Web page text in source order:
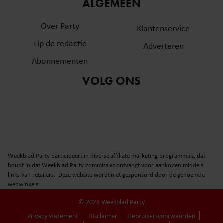
partners kunnen deze gegevens combineren met andere
verzameld op basis van uw gebruik van hun services. U
gaat akkoord met onze cookies als u onze website blijft
ALGEMEEN
Over Party
Tip de redactie
Abonnementen
Klantenservice
Adverteren
VOLG ONS
Weekblad Party participeert in diverse affiliate marketing programma’s, dat
houdt in dat Weekblad Party commissies ontvangt voor aankopen middels
links van retailers. Deze website wordt niet gesponsord door de genoemde
webwinkels.
© 2026 Weekblad Party
Privacy statement
Disclaimer
Gebruikersvoorwaarden